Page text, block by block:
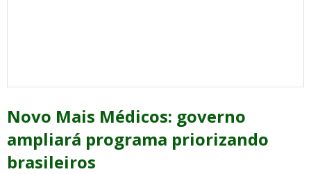
Novo Mais Médicos: governo
ampliará programa priorizando
brasileiros